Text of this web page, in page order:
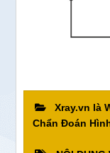
Xray.vn là
Chẩn Đoán